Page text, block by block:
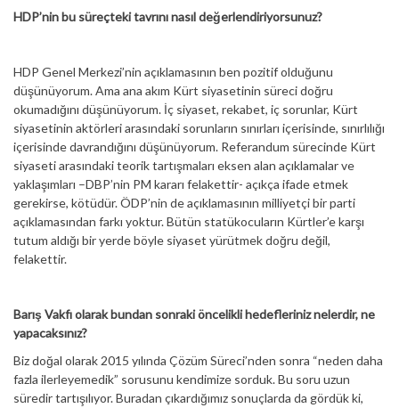
HDP’nin bu süreçteki tavrını nasıl değerlendiriyorsunuz?
HDP Genel Merkezi’nin açıklamasının ben pozitif olduğunu
düşünüyorum. Ama ana akım Kürt siyasetinin süreci doğru
okumadığını düşünüyorum. İç siyaset, rekabet, iç sorunlar, Kürt
siyasetinin aktörleri arasındaki sorunların sınırları içerisinde, sınırlılığı
içerisinde davrandığını düşünüyorum. Referandum sürecinde Kürt
siyaseti arasındaki teorik tartışmaları eksen alan açıklamalar ve
yaklaşımları –DBP’nin PM kararı felakettir- açıkça ifade etmek
gerekirse, kötüdür. ÖDP’nin de açıklamasının milliyetçi bir parti
açıklamasından farkı yoktur. Bütün statükocuların Kürtler’e karşı
tutum aldığı bir yerde böyle siyaset yürütmek doğru değil,
felakettir.
Barış Vakfı olarak bundan sonraki öncelikli hedefleriniz nelerdir, ne
yapacaksınız?
Biz doğal olarak 2015 yılında Çözüm Süreci’nden sonra “neden daha
fazla ilerleyemedik” sorusunu kendimize sorduk. Bu soru uzun
süredir tartışılıyor. Buradan çıkardığımız sonuçlarda da gördük ki,